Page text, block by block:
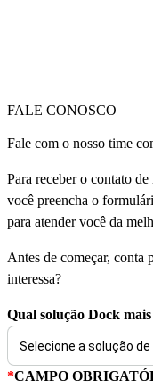
FALE CONOSCO
Fale com o nosso time
Para receber o contato
você preencha o
para atender você da
Antes de começar, conta
interessa?
Qual solução Dock mais
*CAMPO